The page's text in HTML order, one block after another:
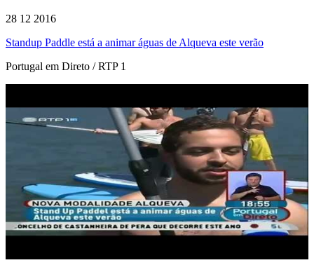
28 12 2016
Standup Paddle está a animar águas de Alqueva este verão
Portugal em Direto / RTP 1